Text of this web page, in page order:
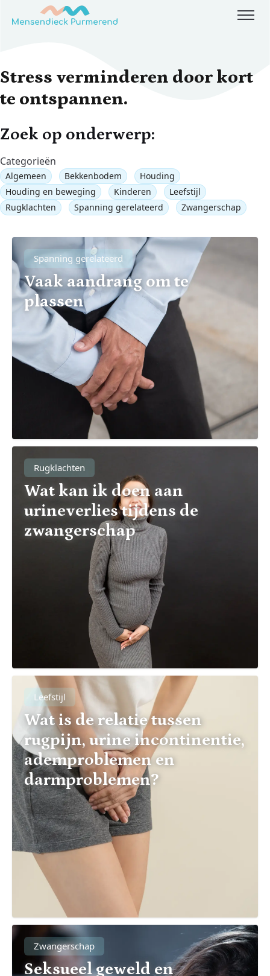
Skip to content
Stress verminderen door kort
te ontspannen.
Zoek op onderwerp:
Categorieën
Algemeen Bekkenbodem
Houding
Houding en beweging
Kinderen
Leefstijl
Rugklachten
Spanning gerelateerd Zwangerschap
Spanning gerelateerd
Vaak aandrang om te
plassen
Rugklachten
Wat kan ik doen aan
urineverlies tijdens de
zwangerschap
Leefstijl
Wat is de relatie tussen
rugpijn, urine incontinentie,
ademproblemen en
darmproblemen?
Zwangerschap
Seksueel geweld en